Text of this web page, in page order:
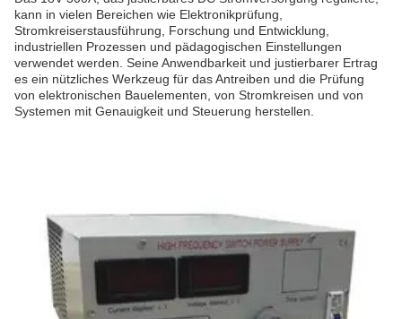
kann in vielen Bereichen wie Elektronikprüfung,
Stromkreiserstausführung, Forschung und Entwicklung,
industriellen Prozessen und pädagogischen Einstellungen
verwendet werden. Seine Anwendbarkeit und justierbarer Ertrag
es ein nützliches Werkzeug für das Antreiben und die Prüfung
von elektronischen Bauelementen, von Stromkreisen und von
Systemen mit Genauigkeit und Steuerung herstellen.